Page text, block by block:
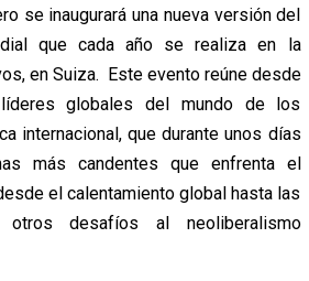
se inaugurará una nueva versión del
que cada año se realiza en la
en Suiza. Este evento reúne desde
globales del mundo de los
internacional, que durante unos días
más candentes que enfrenta el
el calentamiento global hasta las
desafíos al neoliberalismo